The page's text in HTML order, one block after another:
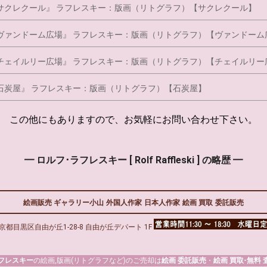
ラフレスキー：版画（リトグラフ）【サクレクール】
ラフレスキー：版画（リトグラフ）【ヴァンドーム
ラフレスキー：版画（リトグラフ）【チェイルリー
ラフレスキー：版画（リトグラフ）【石炭屋】
この他にもありますので、お気軽にお問い合わせ下さい。
━ ロルフ･ラフレスキー [ Rolf Raffleski ] の略歴 ━
絵画販売 ギャラリー小山 外国人作家 日本人作家 絵画 買取 委託販売
都目黒区自由が丘1-28-8 自由が丘デパート 1F
レスキーの絵画,版画(リトグラフなど)のご売却は絵画 委託販売・ 絵画 買取-無料